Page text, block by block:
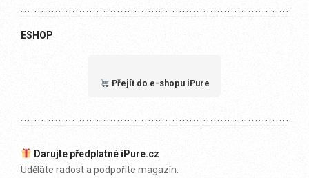
ESHOP
Přejít do e-shopu iPure
Darujte předplatné iPure.cz
Uděláte radost a podpoříte magazín.